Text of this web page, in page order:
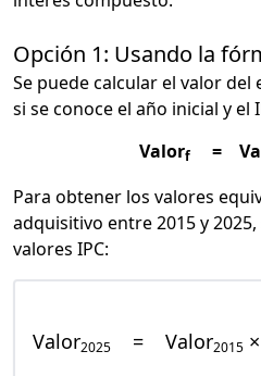
Opción 1: Usando la
Se puede calcular el valor
si se conoce el año inicial y el
Valorf =
Para obtener los valores
adquisitivo entre 2015 y
valores IPC:
Valor2025 = Valor2015 ×